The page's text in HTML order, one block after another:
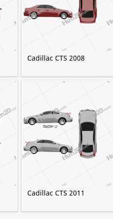
Cadillac CTS 2008
Cadillac CTS 2011